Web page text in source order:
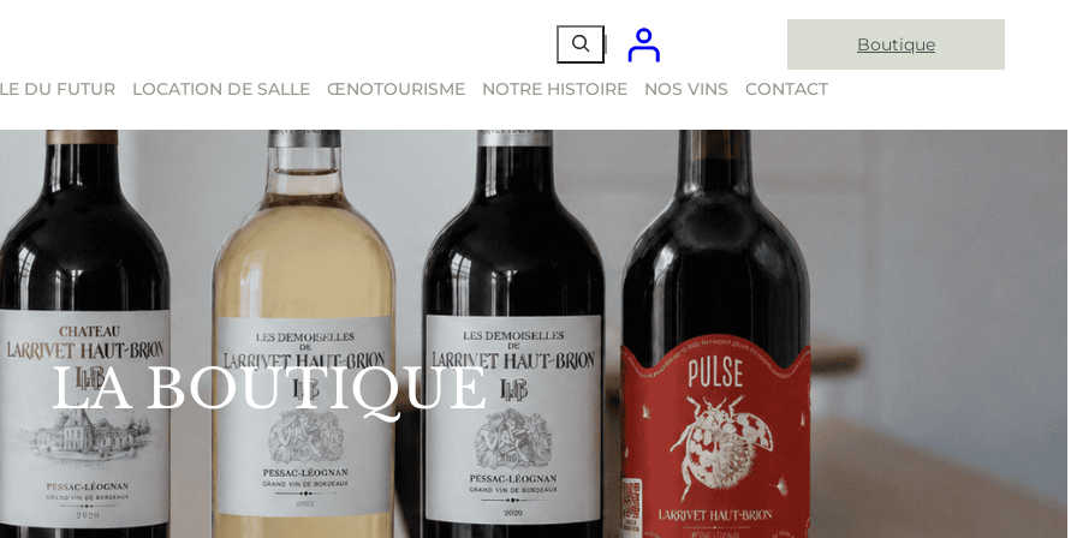
Boutique
DU FUTUR LOCATION DE SALLE ŒNOTOURISME NOTRE HISTOIRE NOS VINS CONTACT
LA BOUTIQUE